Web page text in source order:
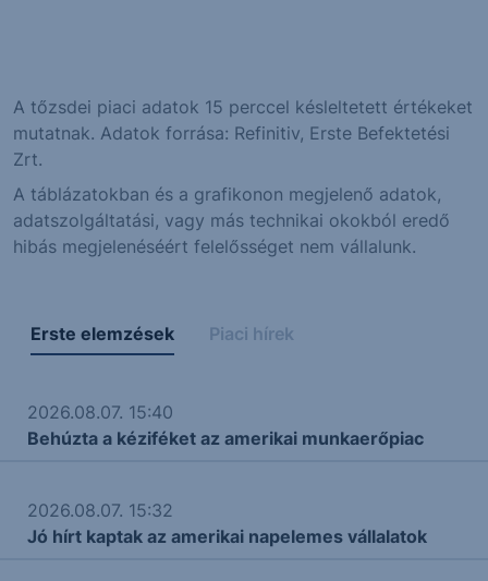
A tőzsdei piaci adatok 15 perccel késleltetett értékeket
mutatnak. Adatok forrása: Refinitiv, Erste Befektetési
Zrt.
A táblázatokban és a grafikonon megjelenő adatok,
adatszolgáltatási, vagy más technikai okokból eredő
hibás megjelenéséért felelősséget nem vállalunk.
Erste elemzések Piaci hírek
2026.08.07. 15:40
Behúzta a kéziféket az amerikai munkaerőpiac
2026.08.07. 15:32
Jó hírt kaptak az amerikai napelemes vállalatok